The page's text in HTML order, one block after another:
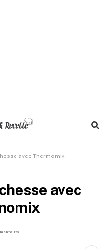
avec Thermomix
avec